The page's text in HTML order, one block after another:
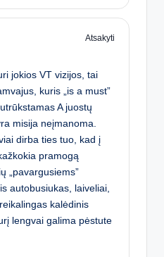
Atsakyti
jokios VT vizijos, tai
kuris „is a must”
A juostų
misija neįmanoma.
dirba ties tuo, kad į
pramogą
„pavargusiems”
autobusiukas, laiveliai,
kalėdinis
lengvai galima pėstute